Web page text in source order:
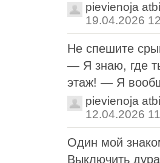
pievienoja
19.04.2026
Не спешите
— Я знаю, где
этаж! — Я
pievienoja
12.04.2026
Один мой
Выключить